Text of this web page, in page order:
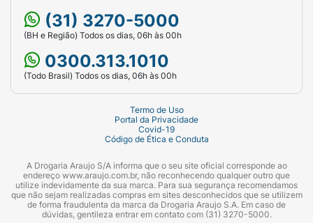
(31) 3270-5000
(BH e Região) Todos os dias, 06h às 00h
0300.313.1010
(Todo Brasil) Todos os dias, 06h às 00h
Termo de Uso
Portal da Privacidade
Covid-19
Código de Ética e Conduta
A Drogaria Araujo S/A informa que o seu site oficial corresponde ao
endereço www.araujo.com.br, não reconhecendo qualquer outro que
utilize indevidamente da sua marca. Para sua segurança recomendamos
que não sejam realizadas compras em sites desconhecidos que se utilizem
de forma fraudulenta da marca da Drogaria Araujo S.A. Em caso de
dúvidas, gentileza entrar em contato com (31) 3270-5000.